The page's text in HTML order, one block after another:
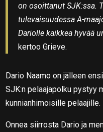
on osoittanut SJK:ssa.
tulevaisuudessa A-
Dariolle kaikkea hyvää
kertoo Grieve.
Dario Naamo on jälleen
SJK:n pelaajapolku pystyy
kunnianhimoisille pelaajille.
Onnea siirrosta Dario ja